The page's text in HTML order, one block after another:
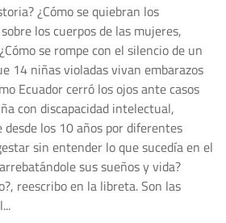
¿Cómo se quiebran los
los cuerpos de las mujeres,
se rompe con el silencio de un
14 niñas violadas vivan embarazos
Ecuador cerró los ojos ante casos
con discapacidad intelectual,
los 10 años por diferentes
sin entender lo que sucedía en el
sus sueños y vida?
reescribo en la libreta. Son las